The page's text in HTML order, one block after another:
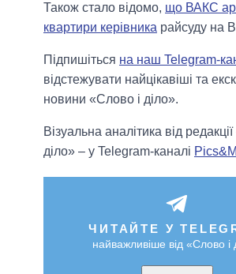
Також стало відомо, що ВАКС
квартири керівника райсуду на
Підпишіться на наш Telegram-
відстежувати найцікавіші та
новини «Слово і діло».
Візуальна аналітика від
діло» – у Telegram-каналі
ЧИТАЙТЕ У
найважливіше від «Слово і